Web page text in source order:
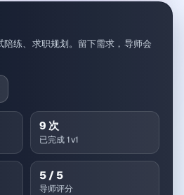
练、求职规划。留下需求，导师会
9 次
已完成 1v1
5 / 5
导师评分